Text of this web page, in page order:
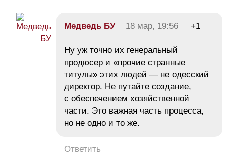
Медведь БУ 18 мар, 19:56 +1
Ну уж точно их генеральный
продюсер и «прочие странные
титулы» этих людей — не одесский
директор. Не путайте создание,
с обеспечением хозяйственной
части. Это важная часть процесса,
но не одно и то же.
Ответить